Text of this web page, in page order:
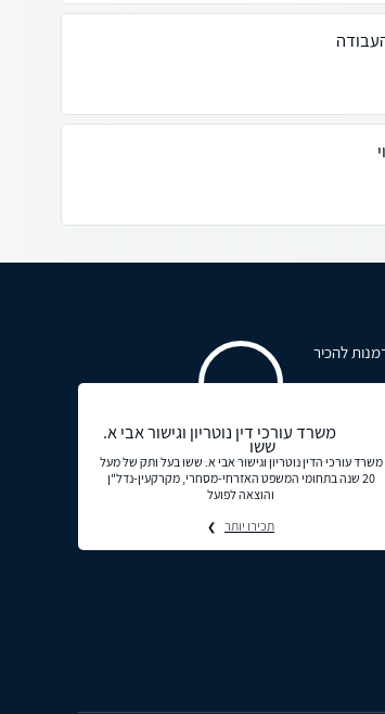
להכיר
משרד עורכי דין נוטריון וגישור אבי א.
ששו
משרד עורכי הדין נוטריון וגישור אבי א. ששו בעל ותק של מעל
20 שנה בתחומי המשפט האזרחי-מסחרי, מקרקעין-נדל"ן
והוצאה לפועל
תכירו יותר